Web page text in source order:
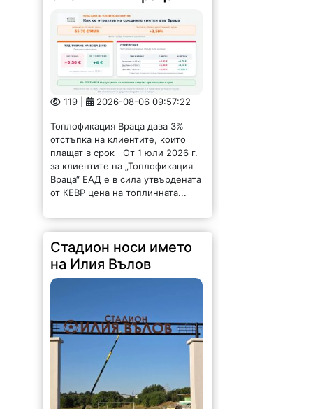
119 | 2026-08-06 09:57:22
Топлофикация Враца дава 3%
отстъпка на клиентите, които
плащат в срок От 1 юли 2026 г.
за клиентите на „Топлофикация
Враца“ ЕАД е в сила утвърдената
от КЕВР цена на топлинната...
Стадион носи името
на Илия Вълов